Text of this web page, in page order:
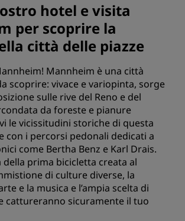
hotel e visita
per scoprire la
città delle piazze
Mannheim è una città
scoprire: vivace e variopinta, sorge
sulle rive del Reno e del
da foreste e pianure
le vicissitudini storiche di questa
con i percorsi pedonali dedicati a
come Bertha Benz e Karl Drais.
della prima bicicletta creata al
di culture diverse, la
e la musica e l’ampia scelta di
cattureranno sicuramente il tuo